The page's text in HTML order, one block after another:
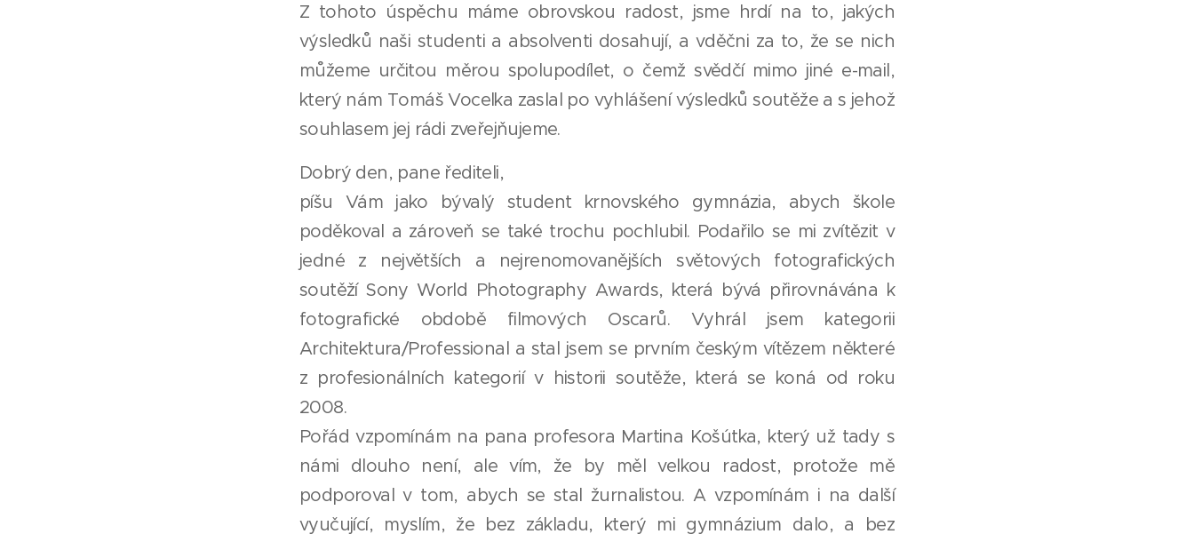
Z tohoto úspěchu máme obrovskou radost, jsme hrdí na to, jakých
výsledků naši studenti a absolventi dosahují, a vděčni za to, že se nich
můžeme určitou měrou spolupodílet, o čemž svědčí mimo jiné e-mail,
který nám Tomáš Vocelka zaslal po vyhlášení výsledků soutěže a s jehož
souhlasem jej rádi zveřejňujeme.
Dobrý den, pane řediteli,
píšu Vám jako bývalý student krnovského gymnázia, abych škole
poděkoval a zároveň se také trochu pochlubil. Podařilo se mi zvítězit v
jedné z největších a nejrenomovanějších světových fotografických
soutěží Sony World Photography Awards, která bývá přirovnávána k
fotografické obdobě filmových Oscarů. Vyhrál jsem kategorii
Architektura/Professional a stal jsem se prvním českým vítězem některé
z profesionálních kategorií v historii soutěže, která se koná od roku
2008.
Pořád vzpomínám na pana profesora Martina Košútka, který už tady s
námi dlouho není, ale vím, že by měl velkou radost, protože mě
podporoval v tom, abych se stal žurnalistou. A vzpomínám i na další
vyučující, myslím, že bez základu, který mi gymnázium dalo, a bez